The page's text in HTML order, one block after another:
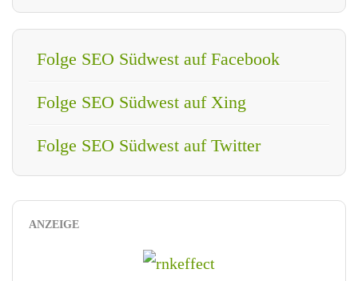
Folge SEO Südwest auf Facebook
Folge SEO Südwest auf Xing
Folge SEO Südwest auf Twitter
ANZEIGE